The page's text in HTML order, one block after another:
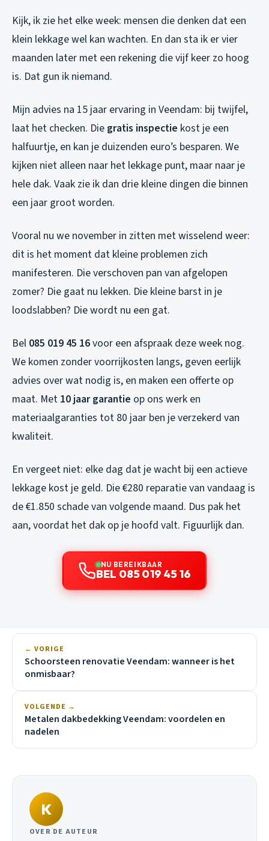
Kijk, ik zie het elke week: mensen die denken dat een
klein lekkage wel kan wachten. En dan sta ik er vier
maanden later met een rekening die vijf keer zo hoog
is. Dat gun ik niemand.
Mijn advies na 15 jaar ervaring in Veendam: bij twijfel,
laat het checken. Die gratis inspectie kost je een
halfuurtje, en kan je duizenden euro’s besparen. We
kijken niet alleen naar het lekkage punt, maar naar je
hele dak. Vaak zie ik dan drie kleine dingen die binnen
een jaar groot worden.
Vooral nu we november in zitten met wisselend weer:
dit is het moment dat kleine problemen zich
manifesteren. Die verschoven pan van afgelopen
zomer? Die gaat nu lekken. Die kleine barst in je
loodslabben? Die wordt nu een gat.
Bel 085 019 45 16voor een afspraak deze week nog.
We komen zonder voorrijkosten langs, geven eerlijk
advies over wat nodig is, en maken een offerte op
maat. Met 10 jaar garantie op ons werk en
materiaalgaranties tot 80 jaar ben je verzekerd van
kwaliteit.
En vergeet niet: elke dag dat je wacht bij een actieve
lekkage kost je geld. Die €280 reparatie van vandaag is
de €1.850 schade van volgende maand. Dus pak het
aan, voordat het dak op je hoofd valt. Figuurlijk dan.
NU BEREIKBAAR
BEL 085 019 45 16
← VORIGE
Schoorsteen renovatie Veendam: wanneer is het
onmisbaar?
VOLGENDE →
Metalen dakbedekking Veendam: voordelen en
nadelen
K
OVER DE AUTEUR